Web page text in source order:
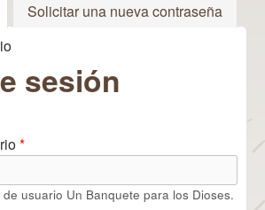
(solapa activa)
Solicitar una nueva contraseña
usted aquí
sesión
*
usuario Un Banquete para los Dioses.